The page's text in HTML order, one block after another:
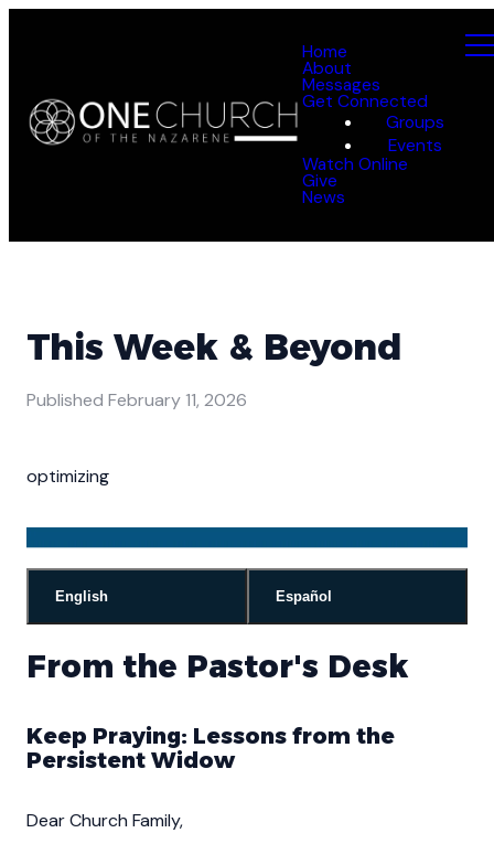
Home
About
Messages
Get Connected
Groups
Events
Watch Online
Give
News
This Week & Beyond
Published February 11, 2026
optimizing
English Español
From the Pastor's Desk
Keep Praying: Lessons from the
Persistent Widow
Dear Church Family,